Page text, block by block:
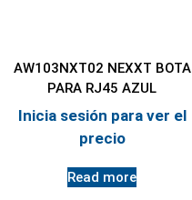
AW103NXT02 NEXXT BOTA
PARA RJ45 AZUL
Inicia sesión para ver el
precio
Read more